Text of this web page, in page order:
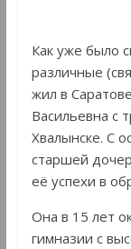
Как уже было
различные
жил в
Васильевна с
Хвалынске. С
старшей
её успехи в
Она в 15 лет
гимназии с